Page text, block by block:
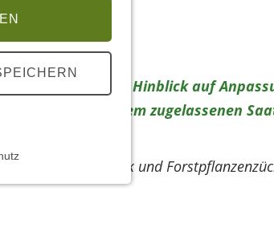
Variation im Hinblick auf
und aus einem zugelassenen
Abt. für Forstgenetik und
Funktion